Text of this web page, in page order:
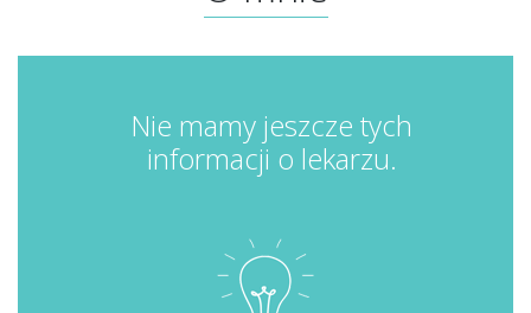
Nie mamy jeszcze tych
informacji o lekarzu.